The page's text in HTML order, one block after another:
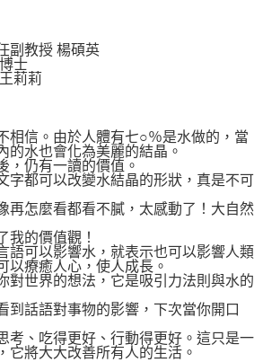
教授 楊碩英
士
莉莉
信。由於人體有七○％是水做的，當
的水也會化為美麗的結晶。
仍有一讀的價值。
都可以改變水結晶的形狀，真是不可
怎麼看都看不膩，太感動了！大自然
的價值觀！
可以影響水，就表示也可以影響人類
以療癒人心，使人成長。
世界的想法，它是吸引力法則與水的
話語對事物的影響，下次當你開口
、吃得更好、行動得更好。這只是一
它將大大改善所有人的生活。